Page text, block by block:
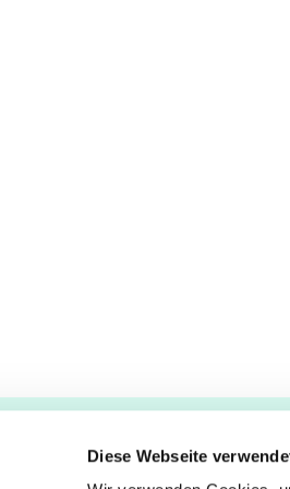
Diese Webseite
Paderborn
Paderborn